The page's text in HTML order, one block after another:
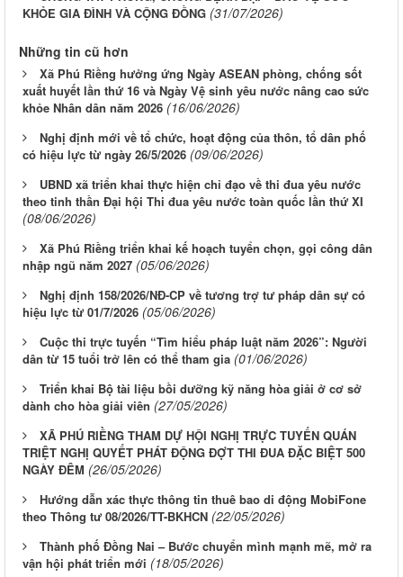
KHỎE GIA ĐÌNH VÀ CỘNG ĐỒNG (31/07/2026)
Những tin cũ hơn
Xã Phú Riềng hưởng ứng Ngày ASEAN phòng, chống sốt
xuất huyết lần thứ 16 và Ngày Vệ sinh yêu nước nâng cao sức
khỏe Nhân dân năm 2026 (16/06/2026)
Nghị định mới về tổ chức, hoạt động của thôn, tổ dân phố
có hiệu lực từ ngày 26/5/2026 (09/06/2026)
UBND xã triển khai thực hiện chỉ đạo về thi đua yêu nước
theo tinh thần Đại hội Thi đua yêu nước toàn quốc lần thứ XI
(08/06/2026)
Xã Phú Riềng triển khai kế hoạch tuyển chọn, gọi công dân
nhập ngũ năm 2027 (05/06/2026)
Nghị định 158/2026/NĐ-CP về tương trợ tư pháp dân sự có
hiệu lực từ 01/7/2026 (05/06/2026)
Cuộc thi trực tuyến “Tìm hiểu pháp luật năm 2026”: Người
dân từ 15 tuổi trở lên có thể tham gia (01/06/2026)
Triển khai Bộ tài liệu bồi dưỡng kỹ năng hòa giải ở cơ sở
dành cho hòa giải viên (27/05/2026)
XÃ PHÚ RIỀNG THAM DỰ HỘI NGHỊ TRỰC TUYẾN QUÁN
TRIỆT NGHỊ QUYẾT PHÁT ĐỘNG ĐỢT THI ĐUA ĐẶC BIỆT 500
NGÀY ĐÊM (26/05/2026)
Hướng dẫn xác thực thông tin thuê bao di động MobiFone
theo Thông tư 08/2026/TT-BKHCN (22/05/2026)
Thành phố Đồng Nai – Bước chuyển mình mạnh mẽ, mở ra
vận hội phát triển mới (18/05/2026)